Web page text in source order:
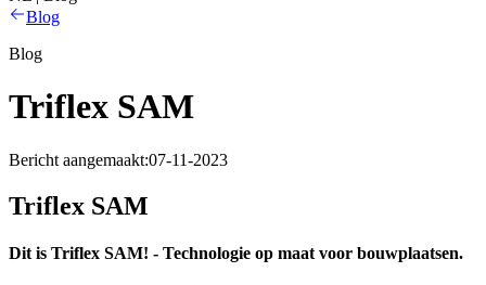
Blog
Blog
Triflex SAM
Bericht aangemaakt:07-11-2023
Triflex SAM
Dit is Triflex SAM! - Technologie op maat voor bouwplaatsen.